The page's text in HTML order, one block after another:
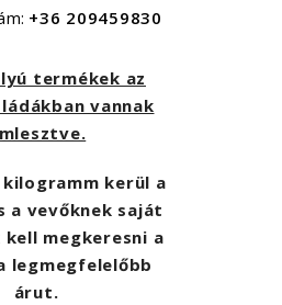
+36 209459830
termékek az
vannak
kilogramm kerül a
a vevőknek saját
kell megkeresni a
legmegfelelőbb
árut.